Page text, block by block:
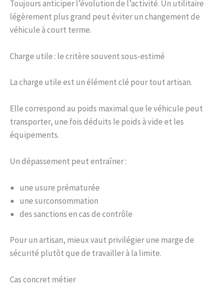
Toujours anticiper l’évolution de l’activité. Un utilitaire
légèrement plus grand peut éviter un changement de
véhicule à court terme.
Charge utile : le critère souvent sous-estimé
La charge utile est un élément clé pour tout artisan.
Elle correspond au poids maximal que le véhicule peut
transporter, une fois déduits le poids à vide et les
équipements.
Un dépassement peut entraîner :
une usure prématurée
une surconsommation
des sanctions en cas de contrôle
Pour un artisan, mieux vaut privilégier une marge de
sécurité plutôt que de travailler à la limite.
Cas concret métier